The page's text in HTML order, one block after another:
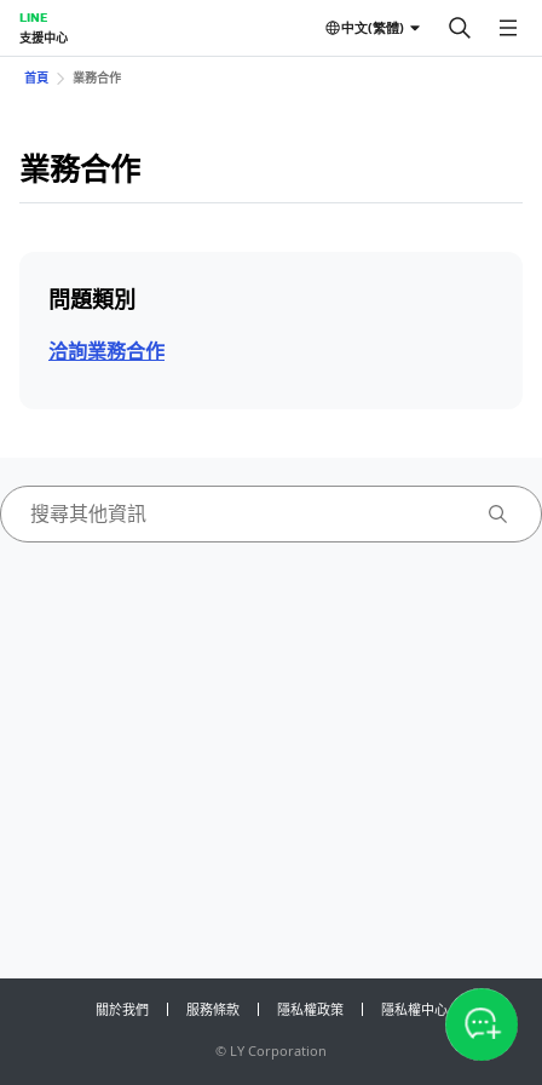
LINE
支援中心
中文(繁體)
首頁 業務合作
業務合作
問題類別
洽詢業務合作
關於我們 服務條款 隱私權政策 隱私權中心
© LY Corporation